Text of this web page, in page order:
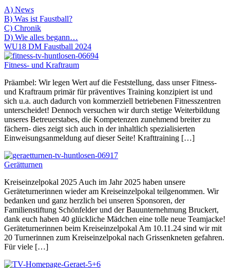
A) News
B) Was ist Faustball?
C) Chronik
D) Wie alles begann…
WU18 DM Faustball 2024
Fitness- und Kraftraum
Präambel: Wir legen Wert auf die Feststellung, dass unser Fitness-
und Kraftraum primär für präventives Training konzipiert ist und
sich u.a. auch dadurch von kommerziell betriebenen Fitnesszentren
unterscheidet! Dennoch versuchen wir durch stetige Weiterbildung
unseres Betreuerstabes, die Kompetenzen zunehmend breiter zu
fächern- dies zeigt sich auch in der inhaltlich spezialisierten
Einweisungsanmeldung auf dieser Seite! Krafttraining […]
Gerätturnen
Kreiseinzelpokal 2025 Auch im Jahr 2025 haben unsere
Geräteturnerinnen wieder am Kreiseinzelpokal teilgenommen. Wir
bedanken und ganz herzlich bei unseren Sponsoren, der
Familienstiftung Schönfelder und der Bauunternehmung Bruckert,
dank euch haben 40 glückliche Mädchen eine tolle neue Teamjacke!
Geräteturnerinnen beim Kreiseinzelpokal Am 10.11.24 sind wir mit
20 Turnerinnen zum Kreiseinzelpokal nach Grissenkneten gefahren.
Für viele […]